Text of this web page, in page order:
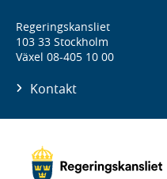
Regeringskansliet
103 33 Stockholm
Växel 08-405 10 00
Kontakt